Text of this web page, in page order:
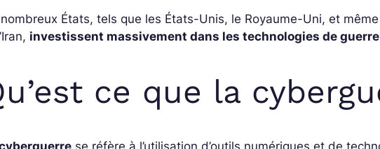
États, tels que les États-Unis, le Royaume-Uni, et
investissent massivement dans les technologies de
ce que la
se réfère à l’utilisation d’outils numériques et de